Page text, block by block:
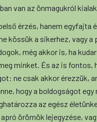
van az önmagukról
érzés, hanem egyfajta
kössük a sikerhez, vagy
még akkor is, ha
minket. És az is fontos,
ne csak akkor érezzük,
hogy a boldogságot
az egész
örömök lejegyzése,